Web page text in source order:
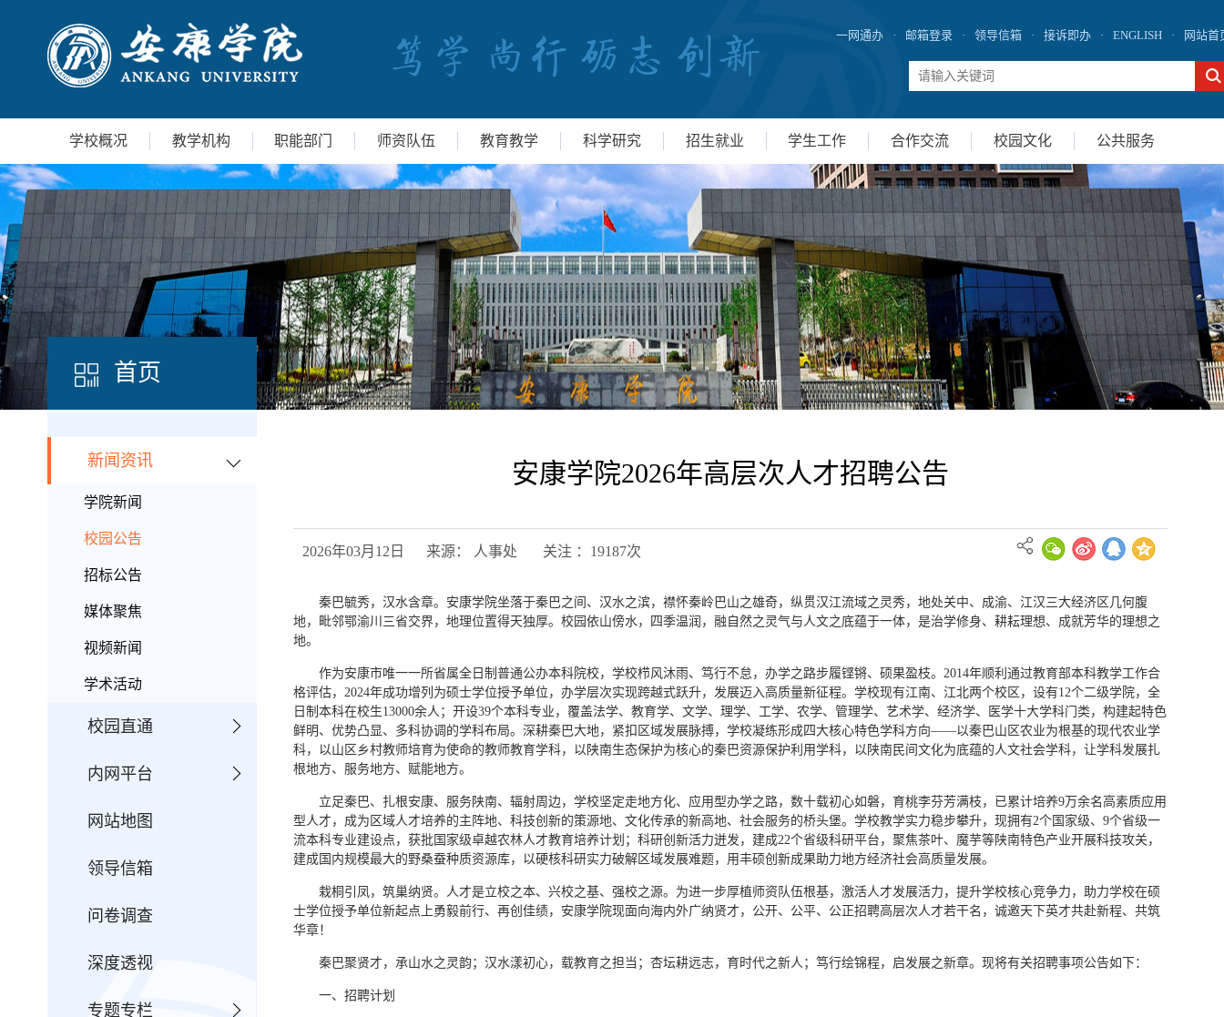
一网通办 · 邮箱登录 · 领导信箱 · 接诉即办 · ENGLISH · 网站首
学校概况 教学机构 职能部门 师资队伍 教育教学 科学研究 招生就业 学生工作 合作交流 校园文化 公共服务
首页
新闻资讯
学院新闻
校园公告
招标公告
媒体聚焦
视频新闻
学术活动
校园直通
内网平台
网站地图
领导信箱
问卷调查
深度透视
专题专栏
安康学院2026年高层次人才招聘公告
2026年03月12日 来源： 人事处 关注 ： 19187次
秦巴毓秀，汉水含章。安康学院坐落于秦巴之间、汉水之滨，襟怀秦岭巴山之雄奇，纵贯汉江流域之灵秀，地处关中、成渝、江汉三大经济区几何腹
地，毗邻鄂渝川三省交界，地理位置得天独厚。校园依山傍水，四季温润，融自然之灵气与人文之底蕴于一体，是治学修身、耕耘理想、成就芳华的理想之
地。
作为安康市唯一一所省属全日制普通公办本科院校，学校栉风沐雨、笃行不怠，办学之路步履铿锵、硕果盈枝。2014年顺利通过教育部本科教学工作合
格评估，2024年成功增列为硕士学位授予单位，办学层次实现跨越式跃升，发展迈入高质量新征程。学校现有江南、江北两个校区，设有12个二级学院，全
日制本科在校生13000余人；开设39个本科专业，覆盖法学、教育学、文学、理学、工学、农学、管理学、艺术学、经济学、医学十大学科门类，构建起特色
鲜明、优势凸显、多科协调的学科布局。深耕秦巴大地，紧扣区域发展脉搏，学校凝练形成四大核心特色学科方向——以秦巴山区农业为根基的现代农业学
科，以山区乡村教师培育为使命的教师教育学科，以陕南生态保护为核心的秦巴资源保护利用学科，以陕南民间文化为底蕴的人文社会学科，让学科发展扎
根地方、服务地方、赋能地方。
立足秦巴、扎根安康、服务陕南、辐射周边，学校坚定走地方化、应用型办学之路，数十载初心如磐，育桃李芬芳满枝，已累计培养9万余名高素质应用
型人才，成为区域人才培养的主阵地、科技创新的策源地、文化传承的新高地、社会服务的桥头堡。学校教学实力稳步攀升，现拥有2个国家级、9个省级一
流本科专业建设点，获批国家级卓越农林人才教育培养计划；科研创新活力迸发，建成22个省级科研平台，聚焦茶叶、魔芋等陕南特色产业开展科技攻关，
建成国内规模最大的野桑蚕种质资源库，以硬核科研实力破解区域发展难题，用丰硕创新成果助力地方经济社会高质量发展。
栽桐引凤，筑巢纳贤。人才是立校之本、兴校之基、强校之源。为进一步厚植师资队伍根基，激活人才发展活力，提升学校核心竞争力，助力学校在硕
士学位授予单位新起点上勇毅前行、再创佳绩，安康学院现面向海内外广纳贤才，公开、公平、公正招聘高层次人才若干名，诚邀天下英才共赴新程、共筑
华章！
秦巴聚贤才，承山水之灵韵；汉水漾初心，载教育之担当；杏坛耕远志，育时代之新人；笃行绘锦程，启发展之新章。现将有关招聘事项公告如下：
一、招聘计划